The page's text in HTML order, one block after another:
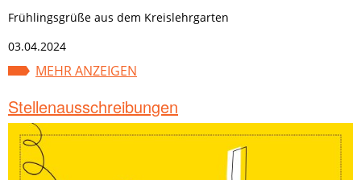
Frühlingsgrüße aus dem Kreislehrgarten
03.04.2024
MEHR ANZEIGEN
Stellenausschreibungen